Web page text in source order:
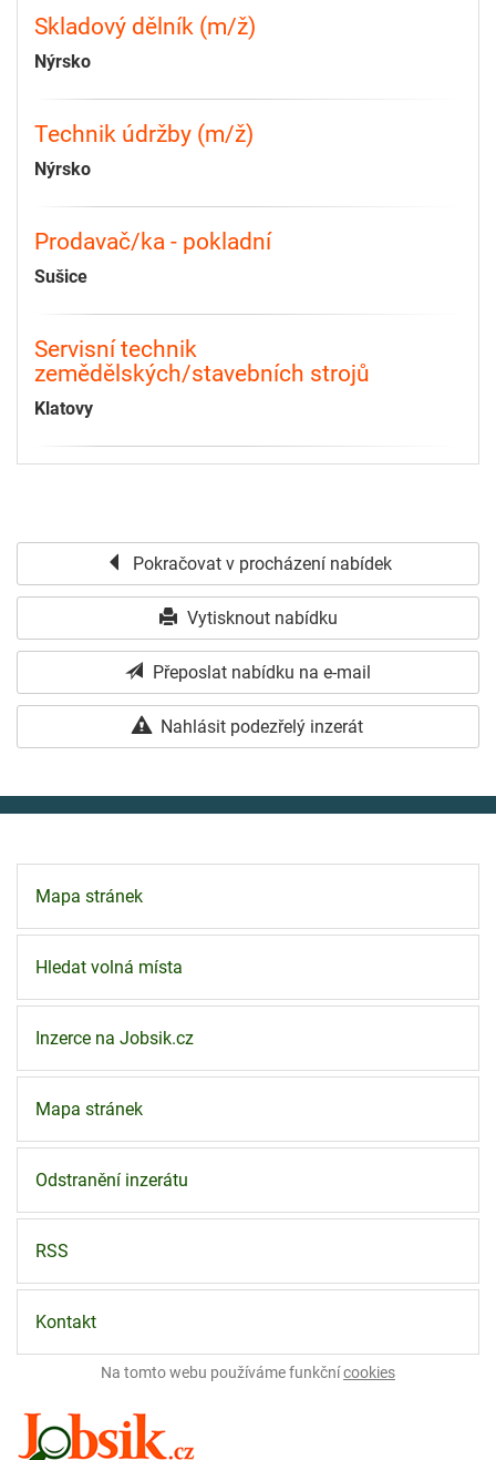
Skladový dělník (m/ž)
Nýrsko
Technik údržby (m/ž)
Nýrsko
Prodavač/ka - pokladní
Sušice
Servisní technik
zemědělských/stavebních strojů
Klatovy
Pokračovat v procházení nabídek
Vytisknout nabídku
Přeposlat nabídku na e-mail
Nahlásit podezřelý inzerát
Mapa stránek
Hledat volná místa
Inzerce na Jobsik.cz
Mapa stránek
Odstranění inzerátu
RSS
Kontakt
Na tomto webu používáme funkčnícookies